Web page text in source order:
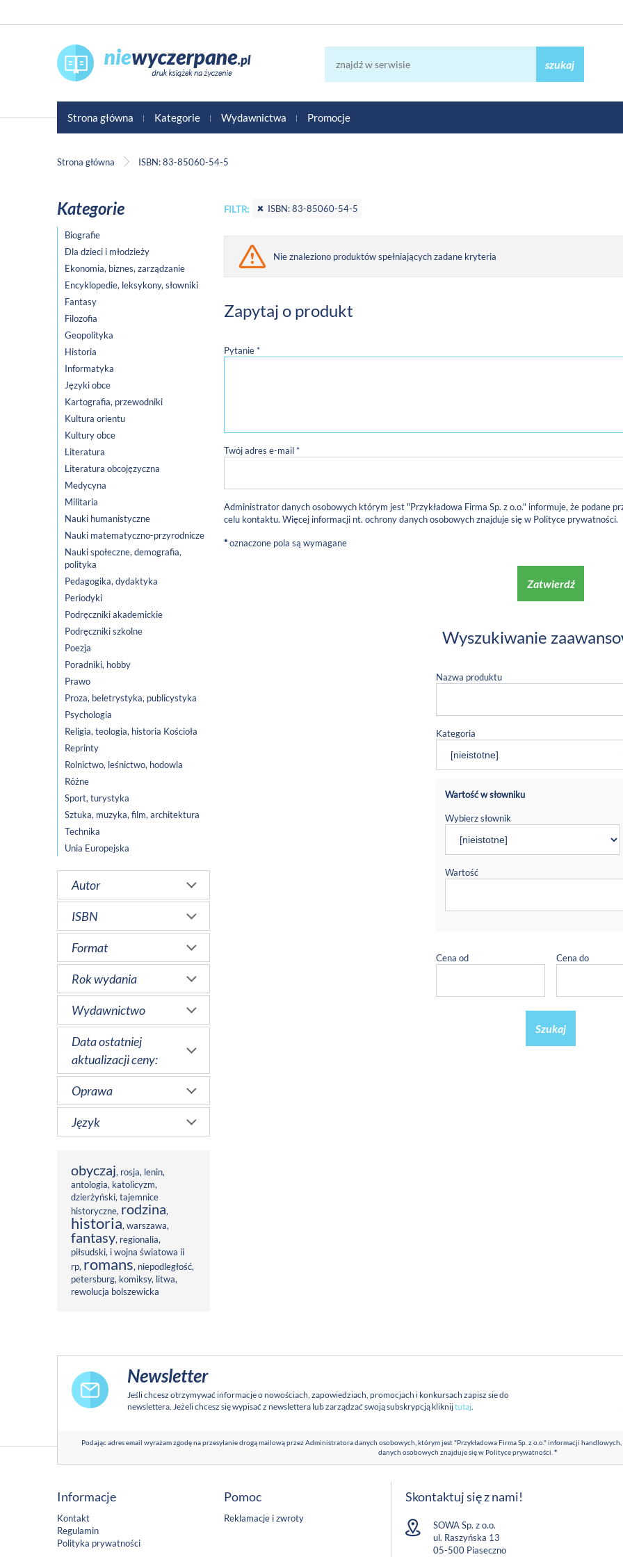
szukaj
Strona główna Kategorie Wydawnictwa Promocje
Strona główna ISBN: 83-85060-54-5
Kategorie
Biografie
Dla dzieci i młodzieży
Ekonomia, biznes, zarządzanie
Encyklopedie, leksykony, słowniki
Fantasy
Filozofia
Geopolityka
Historia
Informatyka
Języki obce
Kartografia, przewodniki
Kultura orientu
Kultury obce
Literatura
Literatura obcojęzyczna
Medycyna
Militaria
Nauki humanistyczne
Nauki matematyczno-przyrodnicze
Nauki społeczne, demografia,
polityka
Pedagogika, dydaktyka
Periodyki
Podręczniki akademickie
Podręczniki szkolne
Poezja
Poradniki, hobby
Prawo
Proza, beletrystyka, publicystyka
Psychologia
Religia, teologia, historia Kościoła
Reprinty
Rolnictwo, leśnictwo, hodowla
Różne
Sport, turystyka
Sztuka, muzyka, film, architektura
Technika
Unia Europejska
Autor
ISBN
Format
Rok wydania
Wydawnictwo
Data ostatniej
aktualizacji ceny:
Oprawa
Język
obyczaj, rosja, lenin,
antologia, katolicyzm,
dzierżyński,tajemnice
historyczne, rodzina,
historia,warszawa,
fantasy, regionalia,
piłsudski, i wojna światowa ii
rp, romans, niepodległość,
petersburg, komiksy, litwa,
rewolucja bolszewicka
FILTR: ISBN: 83-85060-54-5
Nie znaleziono produktów spełniających zadane kryteria
Zapytaj o produkt
Pytanie *
Twój adres e-mail *
Administrator danych osobowych którym jest "Przykładowa Firma Sp. z o.o." informuje, że podane
celu kontaktu. Więcej informacji nt. ochrony danych osobowych znajduje się w Polityce prywatności.
*oznaczone pola są wymagane
Zatwierdź
Wyszukiwanie
Nazwa produktu
Kategoria
Wartość w słowniku
Wybierz słownik
Wartość
Cena od Cena do
Szukaj
Newsletter
Jeśli chcesz otrzymywać informacje o nowościach, zapowiedziach, promocjach i konkursach zapisz sie do
newslettera. Jeżeli chcesz się wypisać z newslettera lub zarządzać swoją subskrypcją kliknijtutaj.
Podając adres email wyrażam zgodę na przesyłanie drogą mailową przez Administratora danych osobowych, którym jest "Przykładowa Firma Sp. z o.o." informacji
danych osobowych znajduje się w Polityce prywatności.*
Informacje
Kontakt
Regulamin
Polityka prywatności
Pomoc
Reklamacje i zwroty
Skontaktuj się z nami!
SOWA Sp. z o.o.
ul. Raszyńska 13
05-500 Piaseczno